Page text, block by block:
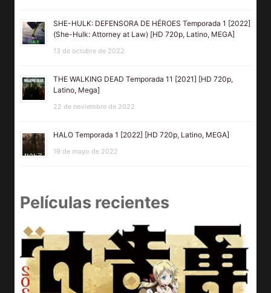
SHE-HULK: DEFENSORA DE HÉROES Temporada 1 [2022]
(She-Hulk: Attorney at Law) [HD 720p, Latino, MEGA]
13 de octubre de 2022
THE WALKING DEAD Temporada 11 [2021] [HD 720p,
Latino, Mega]
22 de noviembre de 2022
HALO Temporada 1 [2022] [HD 720p, Latino, MEGA]
19 de mayo de 2022
Películas recientes